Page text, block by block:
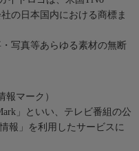
の日本国内における商標ま
写真等あらゆる素材の無断
報マーク）
」といい、テレビ番組の公
報」を利用したサービスに